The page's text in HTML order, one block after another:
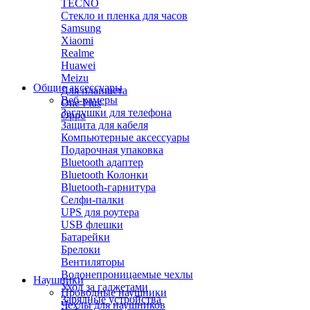
TECNO
Стекло и пленка для часов
Samsung
Xiaomi
Realme
Huawei
Meizu
Для планшета
One Plus
Oppo
Общие аксессуары
Веб-камеры
Заглушки для телефона
Защита для кабеля
Компьютерные аксессуары
Подарочная упаковка
Bluetooth адаптер
Bluetooth Колонки
Bluetooth-гарнитура
Селфи-палки
UPS для роутера
USB флешки
Батарейки
Брелоки
Вентиляторы
Водонепроницаемые чехлы
Уход за гаджетами
Зарядные устройства
Наушники
Проводные наушники
Чехлы для наушников